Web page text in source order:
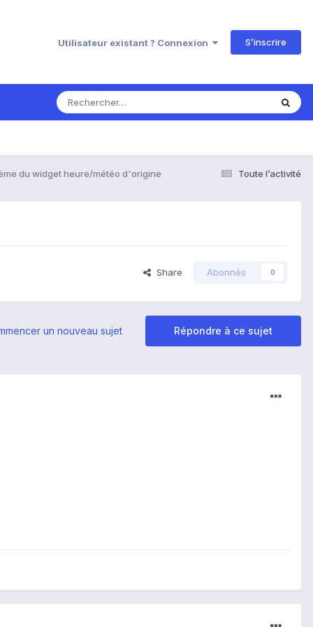
Utilisateur existant ? Connexion S’inscrire
Toute l’activité
du widget heure/météo d'origine
Share Abonnés 0
Répondre à ce sujet
un nouveau sujet